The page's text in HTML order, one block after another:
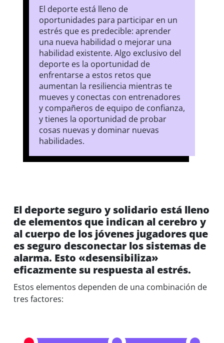
El deporte está lleno de
oportunidades para participar en un
estrés que es predecible: aprender
una nueva habilidad o mejorar una
habilidad existente. Algo exclusivo del
deporte es la oportunidad de
enfrentarse a estos retos que
aumentan la resiliencia mientras te
mueves y conectas con entrenadores
y compañeros de equipo de confianza,
y tienes la oportunidad de probar
cosas nuevas y dominar nuevas
habilidades.
El deporte seguro y solidario está lleno
de elementos que indican al cerebro y
al cuerpo de los jóvenes jugadores que
es seguro desconectar los sistemas de
alarma. Esto «desensibiliza»
eficazmente su respuesta al estrés.
Estos elementos dependen de una combinación de
tres factores: